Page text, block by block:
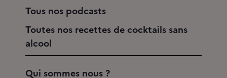
Tous nos podcasts
Toutes nos recettes de cocktails sans
alcool
Qui sommes nous ?